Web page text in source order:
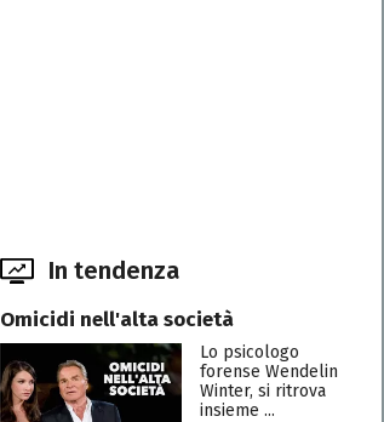
In tendenza
Omicidi nell'alta società
Lo psicologo
forense Wendelin
Winter, si ritrova
insieme ...